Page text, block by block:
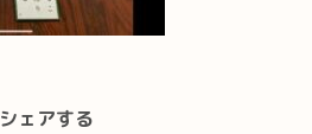
シェアする